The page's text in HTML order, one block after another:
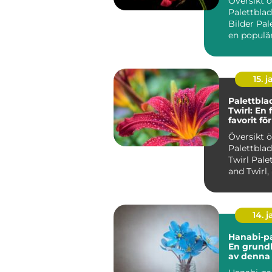
Bilder
en
s...
15.
Twirl: En
favorit
Översikt
Twirl Palettblad Twist
and Twirl,
an...
14.
Hanabi-
En
av